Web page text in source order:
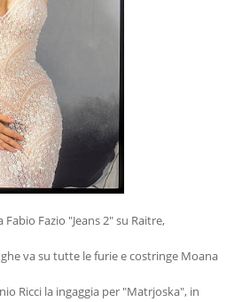
Fazio "Jeans 2" su Raitre,
va su tutte le furie e costringe Moana
Ricci la ingaggia per "Matrjoska", in